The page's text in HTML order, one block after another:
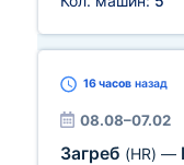
16 часов назад
08.08–07.02
Загреб (HR) —